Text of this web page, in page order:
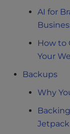
AI for
How to
Your
Backups
Why